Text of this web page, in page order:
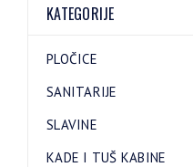
KATEGORIJE
PLOČICE
SANITARIJE
SLAVINE
KADE I TUŠ KABINE